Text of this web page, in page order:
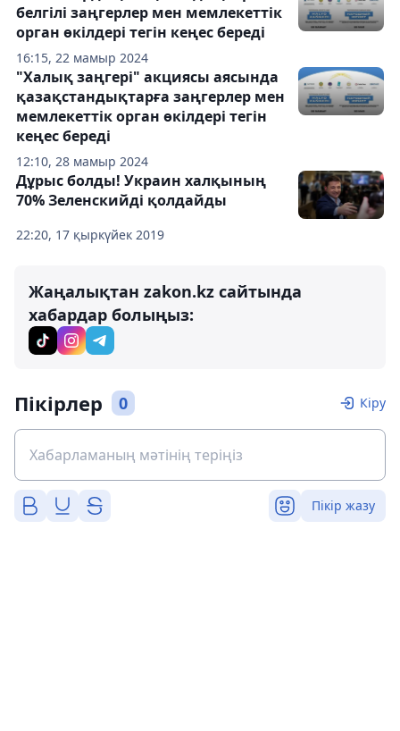
16:15, 22 мамыр 2024
белгілі заңгерлер мен мемлекеттік
орган өкілдері тегін кеңес береді
12:10, 28 мамыр 2024
"Халық заңгері" акциясы аясында
қазақстандықтарға заңгерлер мен
мемлекеттік орган өкілдері тегін
кеңес береді
22:20, 17 қыркүйек 2019
Дұрыс болды! Украин халқының
70% Зеленскийді қолдайды
Жаңалықтан zakon.kz сайтында
хабардар болыңыз:
Пікірлер 0 Кіру
Пікір жазу